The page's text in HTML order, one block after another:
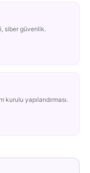
siber güvenlik.
kurulu yapılandırması.